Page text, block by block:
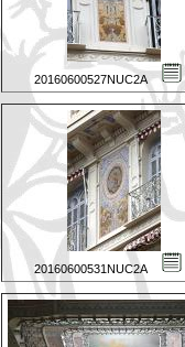
20160600527NUC2A
20160600531NUC2A